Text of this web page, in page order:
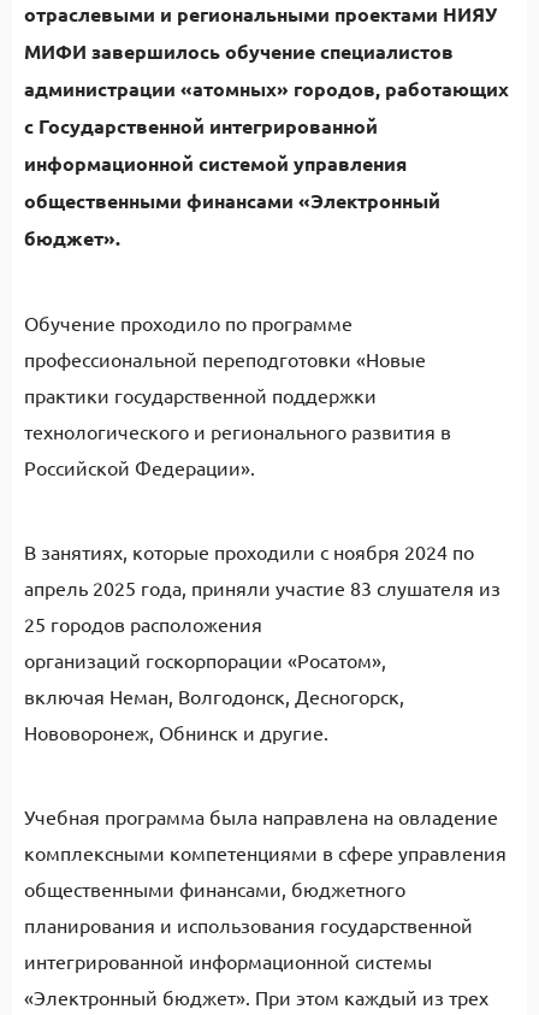
отраслевыми и региональными проектами НИЯУ
МИФИ завершилось обучение специалистов
администрации «атомных» городов, работающих
с Государственной интегрированной
информационной системой управления
общественными финансами «Электронный
бюджет».
Обучение проходило по программе
профессиональной переподготовки «Новые
практики государственной поддержки
технологического и регионального развития в
Российской Федерации».
В занятиях, которые проходили с ноября 2024 по
апрель 2025 года, приняли участие 83 слушателя из
25 городов расположения
организаций госкорпорации «Росатом»,
включая Неман, Волгодонск, Десногорск,
Нововоронеж, Обнинск и другие.
Учебная программа была направлена на овладение
комплексными компетенциями в сфере управления
общественными финансами, бюджетного
планирования и использования государственной
интегрированной информационной системы
«Электронный бюджет». При этом каждый из трех